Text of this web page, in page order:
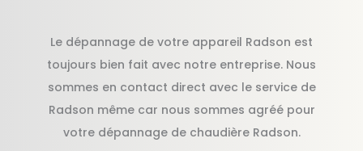
Le dépannage de votre appareil Radson est
toujours bien fait avec notre entreprise. Nous
sommes en contact direct avec le service de
Radson même car nous sommes agréé pour
votre dépannage de chaudière Radson.